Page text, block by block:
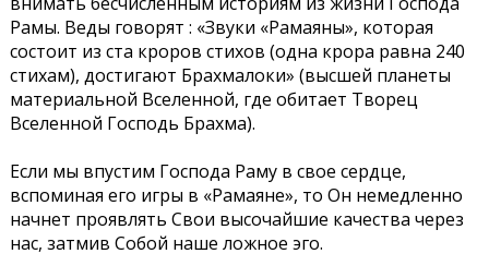
Рамы. Веды говорят : «Звуки «Рамаяны», которая
состоит из ста кроров стихов (одна крора равна 240
стихам), достигают Брахмалоки» (высшей планеты
материальной Вселенной, где обитает Творец
Вселенной Господь Брахма).
Если мы впустим Господа Раму в свое сердце,
вспоминая его игры в «Рамаяне», то Он немедленно
начнет проявлять Свои высочайшие качества через
нас, затмив Собой наше ложное эго.